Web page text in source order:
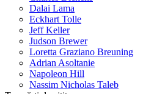
Dalai Lama
Eckhart Tolle
Jeff Keller
Judson Brewer
Loretta Graziano Breuning
Adrian Asoltanie
Napoleon Hill
Nassim Nicholas Taleb